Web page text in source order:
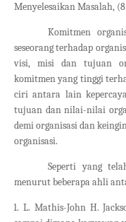
Menyelesaikan Masalah,
Komitmen
seseorang terhadap
visi, misi dan tujuan
komitmen yang tinggi
ciri antara lain
tujuan dan nilai-nilai
demi organisasi dan
organisasi.
Seperti yang
menurut beberapa ahli
1. L. Mathis-John H.